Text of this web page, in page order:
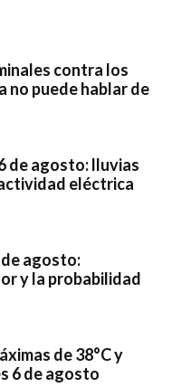
contra los
no puede hablar de
de agosto: lluvias
eléctrica
de agosto:
y la probabilidad
de 38°C y
6 de agosto